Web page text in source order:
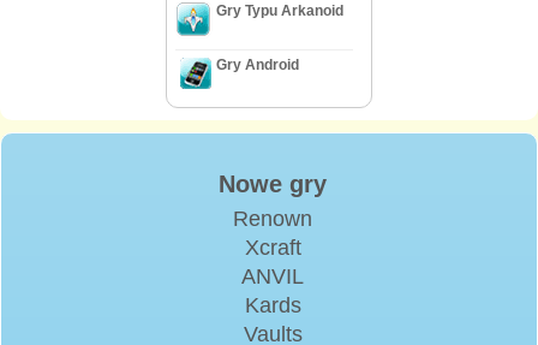
Gry Typu Arkanoid
Gry Android
Nowe gry
Renown
Xcraft
ANVIL
Kards
Vaults